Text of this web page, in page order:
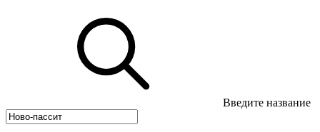
Введите название